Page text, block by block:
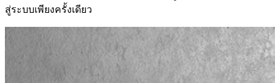
สู่ระบบเพียงครั้งเดียว